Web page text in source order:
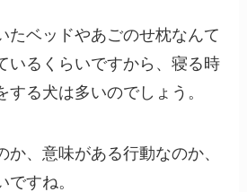
たベッドやあごのせ枕なんて
いるくらいですから、寝る時
する犬は多いのでしょう。
か、意味がある行動なのか、
すね。